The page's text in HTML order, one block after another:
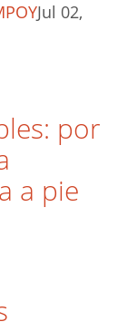
Jul 02,
por
a pie